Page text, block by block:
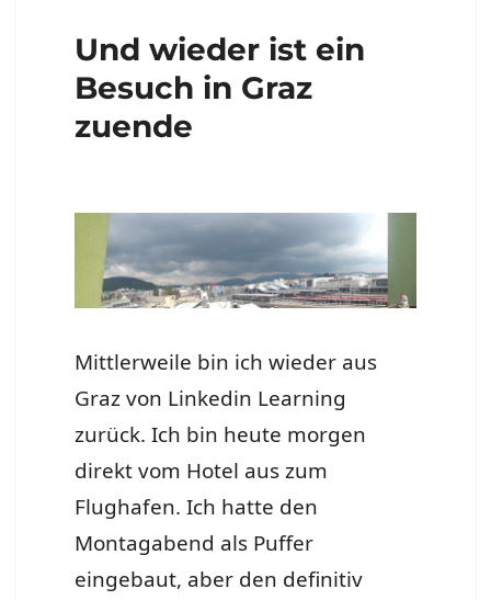
Und wieder ist ein
Besuch in Graz
zuende
Mittlerweile bin ich wieder aus
Graz von Linkedin Learning
zurück. Ich bin heute morgen
direkt vom Hotel aus zum
Flughafen. Ich hatte den
Montagabend als Puffer
eingebaut, aber den definitiv